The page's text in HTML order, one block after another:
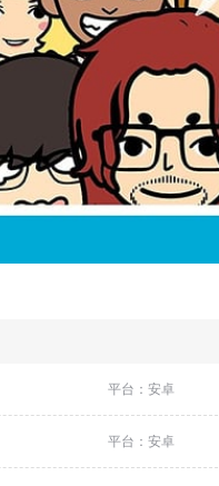
平台：安卓
平台：安卓